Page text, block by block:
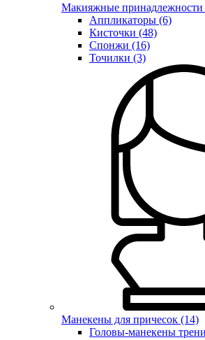
Макияжные принадлежности
Аппликаторы (6)
Кисточки (48)
Спонжи (16)
Точилки (3)
Манекены для причесок (14)
Головы-манекены